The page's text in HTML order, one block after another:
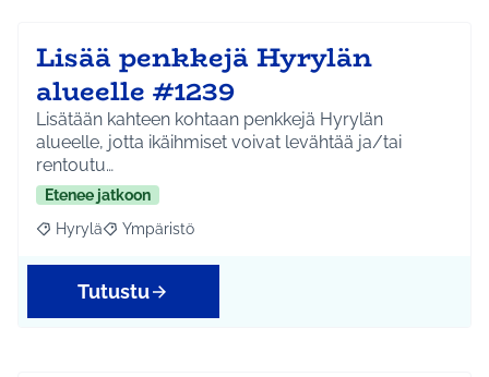
Lisää penkkejä Hyrylän
alueelle #1239
Lisätään kahteen kohtaan penkkejä Hyrylän
alueelle, jotta ikäihmiset voivat levähtää ja/tai
rentoutu…
Etenee jatkoon
Rajaa tulokset aihepiirin mukaan: Hyrylä
Hyrylä Rajaa tulokset teeman mukaan: Ympäristö
Ympäristö
Tutustu